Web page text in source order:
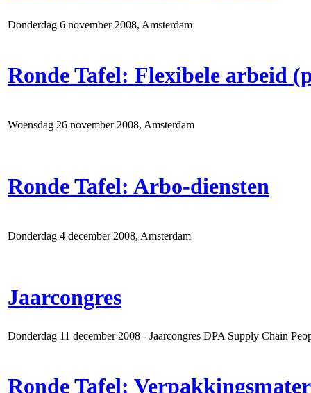
Donderdag 6 november 2008, Amsterdam
Ronde Tafel: Flexibele arbeid
Woensdag 26 november 2008, Amsterdam
Ronde Tafel: Arbo-diensten
Donderdag 4 december 2008, Amsterdam
Jaarcongres
Donderdag 11 december 2008 - Jaarcongres DPA Supply Chain
Ronde Tafel: